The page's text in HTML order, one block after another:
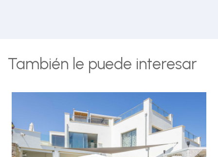
También le puede interesar